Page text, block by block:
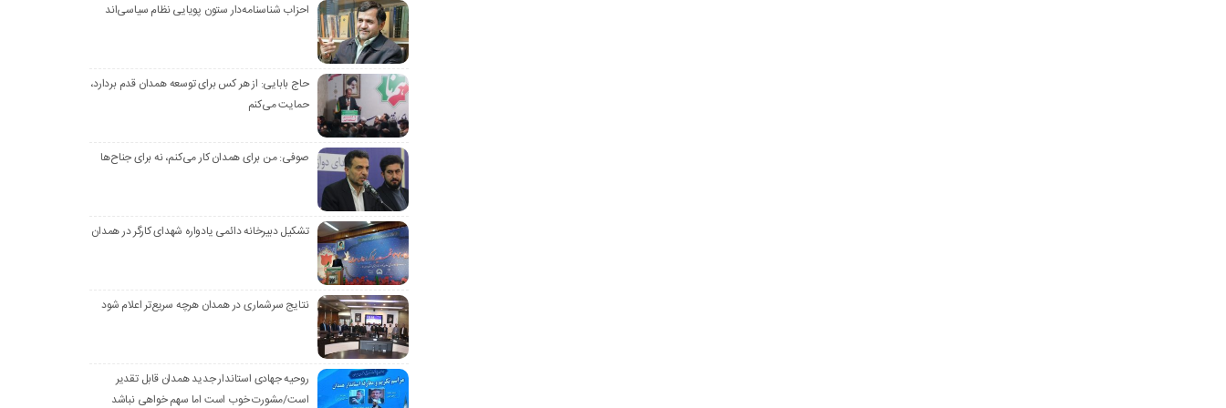
احزاب شناسنامه‌دار ستون پویایی نظام سیاسی‌اند
حاج بابایی: از هر کس برای توسعه همدان قدم بردارد،
حمایت می‌کنم
صوفی: من برای همدان کار می‌کنم، نه برای جناح‌ها
تشکیل دبیرخانه دائمی یادواره شهدای کارگر در همدان
نتایج سرشماری در همدان هرچه سریع‌تر اعلام شود
روحیه جهادی استاندار جدید همدان قابل تقدیر
است/مشورت خوب است اما سهم خواهی نباشد